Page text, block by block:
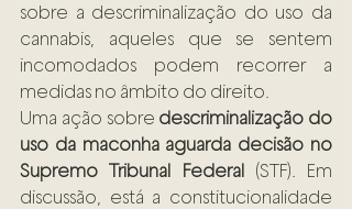
sobre a descriminalização do uso da
cannabis, aqueles que se sentem
incomodados podem recorrer a
medidas no âmbito do direito.
Uma ação sobre descriminalização do
uso da maconha aguarda decisão no
Supremo Tribunal Federal (STF). Em
discussão, está a constitucionalidade